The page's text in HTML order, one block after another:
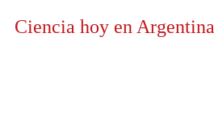
Ciencia hoy en Argentina